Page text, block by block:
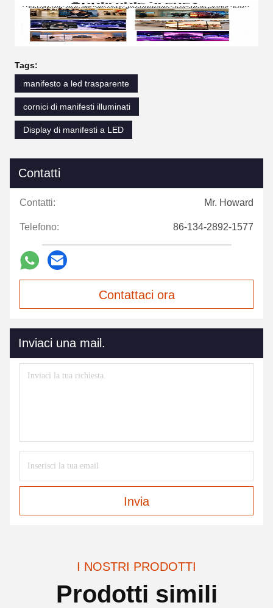
Tags:
manifesto a led trasparente
cornici di manifesti illuminati
Display di manifesti a LED
Contatti
Contatti: Mr. Howard
Telefono: 86-134-2892-1577
Contattaci ora
Inviaci una mail.
Invia
I NOSTRI PRODOTTI
Prodotti simili